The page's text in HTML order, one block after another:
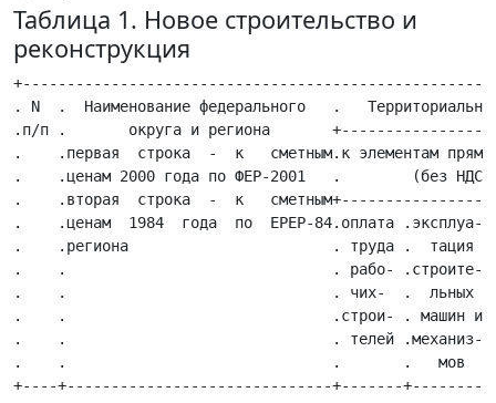
Таблица 1. Новое строительство и
реконструкция
. N  .  Наименование федерального   .
.п/п .       округа и региона
.    .первая  строка  -  к   сметным.к элементам
.    .ценам 2000 года по ФЕР-2001   .        (без
.    .вторая  строка  -  к
.    .ценам  1984  года  по  ЕРЕР-84.оплата
.    .региона                       . труда .  тация
.    .                              . рабо- .строите-
.    .                              . чих-  .  льных
.    .                              .строи- . машин
.    .                              . телей
.    .                              .       .   мов
+----+------------------------------+-------